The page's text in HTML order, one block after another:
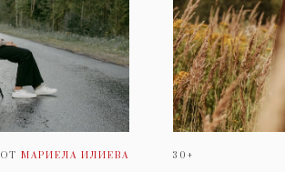
ОТМАРИЕЛА ИЛИЕВА 30+